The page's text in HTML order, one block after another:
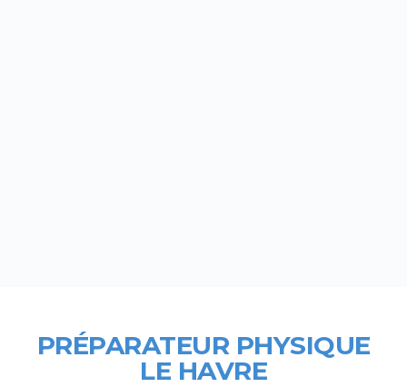
PRÉPARATEUR PHYSIQUE
LE HAVRE